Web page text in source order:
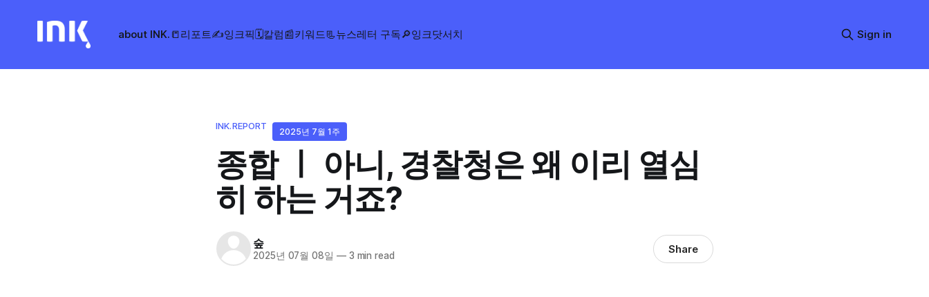
about INK.📒리포트✍️잉크픽🗓️칼럼📰키워드📃뉴스레터 구독🔎잉크닷서치 Sign in
INK.REPORT
2025년 7월 1주
종합 ㅣ 아니, 경찰청은 왜 이리 열심
히 하는 거죠?
숲
2025년 07월 08일 —3 min read Share